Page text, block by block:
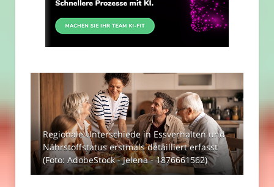
Regionale Unterschiede in Essverhalten und
Nährstoffstatus erstmals detailliert erfasst
(Foto: AdobeStock - Jelena - 1876661562)